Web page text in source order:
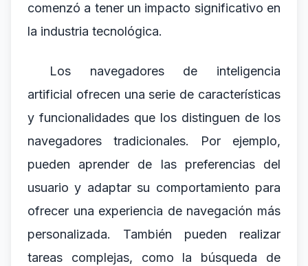
comenzó a tener un impacto significativo en
la industria tecnológica.
Los navegadores de inteligencia
artificial ofrecen una serie de características
y funcionalidades que los distinguen de los
navegadores tradicionales. Por ejemplo,
pueden aprender de las preferencias del
usuario y adaptar su comportamiento para
ofrecer una experiencia de navegación más
personalizada. También pueden realizar
tareas complejas, como la búsqueda de